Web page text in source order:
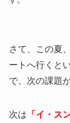
さて、この夏
ートへ行くと
で、次の課題
次は 「イ・ス